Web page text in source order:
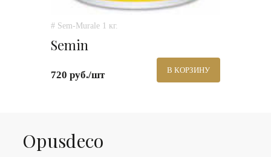
# Sem-Murale 1 кг.
Semin
720 руб./шт В КОРЗИНУ
Оpusdeco